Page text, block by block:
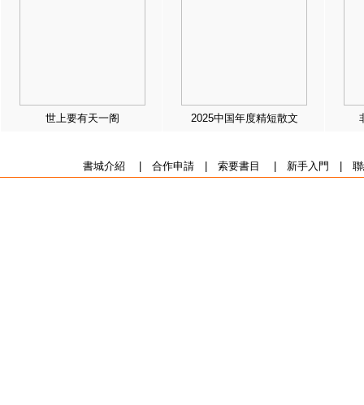
世上要有天一阁 2025中国年度精短散文
書城介紹 合作申請| 索要書目 新手入門